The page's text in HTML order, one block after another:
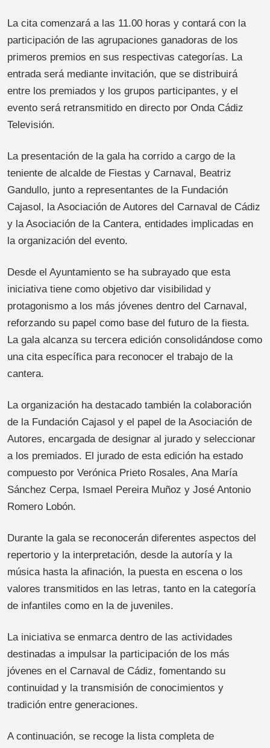
La cita comenzará a las 11.00 horas y contará con la
participación de las agrupaciones ganadoras de los
primeros premios en sus respectivas categorías. La
entrada será mediante invitación, que se distribuirá
entre los premiados y los grupos participantes, y el
evento será retransmitido en directo por Onda Cádiz
Televisión.
La presentación de la gala ha corrido a cargo de la
teniente de alcalde de Fiestas y Carnaval, Beatriz
Gandullo, junto a representantes de la Fundación
Cajasol, la Asociación de Autores del Carnaval de Cádiz
y la Asociación de la Cantera, entidades implicadas en
la organización del evento.
Desde el Ayuntamiento se ha subrayado que esta
iniciativa tiene como objetivo dar visibilidad y
protagonismo a los más jóvenes dentro del Carnaval,
reforzando su papel como base del futuro de la fiesta.
La gala alcanza su tercera edición consolidándose como
una cita específica para reconocer el trabajo de la
cantera.
La organización ha destacado también la colaboración
de la Fundación Cajasol y el papel de la Asociación de
Autores, encargada de designar al jurado y seleccionar
a los premiados. El jurado de esta edición ha estado
compuesto por Verónica Prieto Rosales, Ana María
Sánchez Cerpa, Ismael Pereira Muñoz y José Antonio
Romero Lobón.
Durante la gala se reconocerán diferentes aspectos del
repertorio y la interpretación, desde la autoría y la
música hasta la afinación, la puesta en escena o los
valores transmitidos en las letras, tanto en la categoría
de infantiles como en la de juveniles.
La iniciativa se enmarca dentro de las actividades
destinadas a impulsar la participación de los más
jóvenes en el Carnaval de Cádiz, fomentando su
continuidad y la transmisión de conocimientos y
tradición entre generaciones.
A continuación, se recoge la lista completa de